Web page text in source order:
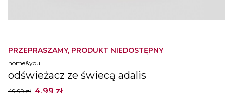
PRZEPRASZAMY, PRODUKT NIEDOSTĘPNY
home&you
odświeżacz ze świecą adalis
49,99 zł 4,99 zł